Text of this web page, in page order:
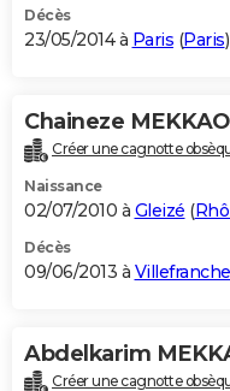
Décès
23/05/2014 à Paris (Paris)
Chaineze
Créer une cagnotte
Naissance
02/07/2010 à Gleizé (
Décès
09/06/2013 à
Abdelkarim
Créer une cagnotte